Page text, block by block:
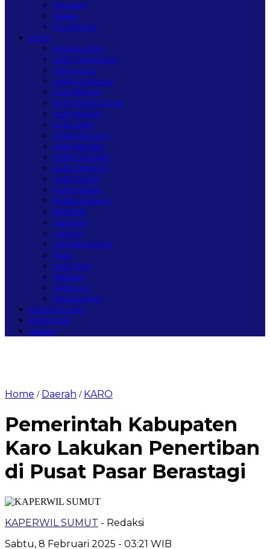
Teknologi
Wisata
OLAHRAGA
ACEH
BANDA ACEH
ACEH TENGGARA
GAYO LUES
SUBULUSSALAM
ACEH BARAT
ACEH BARAT DAYA
ACEH BESAR
ACEH JAYA
ACEH SELATAN
ACEH SINGKIL
ACEH TAMIANG
ACEH TENGAH
ACEH TIMUR
ACEH UTARA
BENER MERIAH
BIREUEN
LANGKAT
LANGSA
LHOKSEUMAWE
PIDIE
PIDIE JAYA
SABANG
SIMEULUE
NAGAN RAYA
MEGAPOLITAN
PERISTIWA
Redaksi
Home / Daerah / KARO
Pemerintah Kabupaten
Karo Lakukan Penertiban
di Pusat Pasar Berastagi
KAPERWIL SUMUT - Redaksi
Sabtu, 8 Februari 2025 - 03:21 WIB